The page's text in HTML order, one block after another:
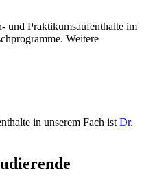
und Praktikumsaufenthalte im
Weitere
in unserem Fach ist Dr.